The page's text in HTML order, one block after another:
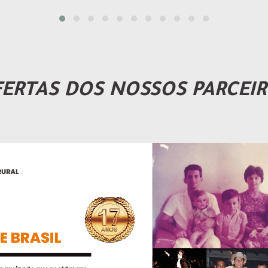
DOS NOSSOS